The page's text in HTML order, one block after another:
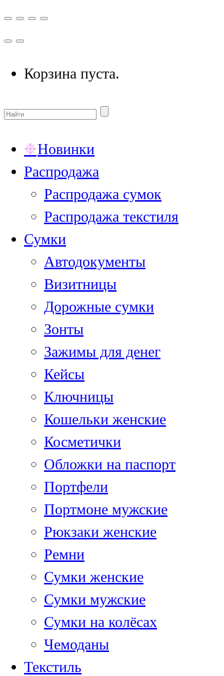
Корзина пуста.
Новинки
Распродажа
Распродажа сумок
Распродажа текстиля
Сумки
Автодокументы
Визитницы
Дорожные сумки
Зонты
Зажимы для денег
Кейсы
Ключницы
Кошельки женские
Косметички
Обложки на паспорт
Портфели
Портмоне мужские
Рюкзаки женские
Ремни
Сумки женские
Сумки мужские
Сумки на колёсах
Чемоданы
Текстиль